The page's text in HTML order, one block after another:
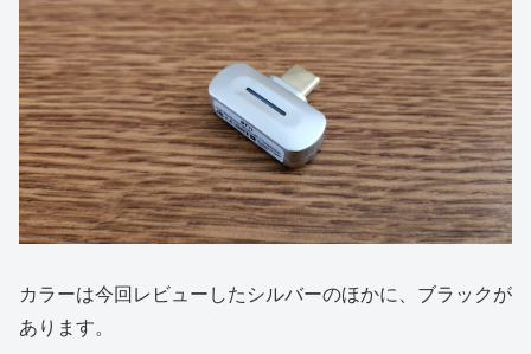
カラーは今回レビューしたシルバーのほかに、ブラックが
あります。